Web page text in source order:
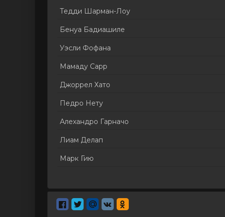
Тедди Шарман-Лоу
Бенуа Бадиашиле
Уэсли Фофана
Мамаду Сарр
Джоррел Хато
Педро Нету
Алехандро Гарначо
Лиам Делап
Марк Гию